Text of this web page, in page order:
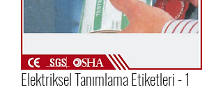
Elektriksel Tanımlama Etiketleri - 1